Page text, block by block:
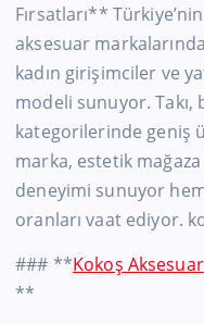
Fırsatları**
aksesuar
kadın girişimciler ve
modeli sunuyor.
kategorilerinde geniş
marka, estetik
deneyimi sunuyor hem
oranları vaat ediyor.
### **Kokoş Aksesuar
**